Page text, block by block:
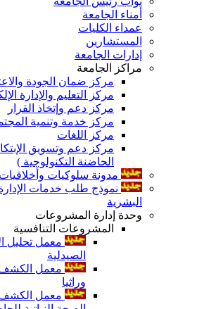
أمناء الجامعة
عمداء الكليات
المستشارين
إدارات الجامعة
مراكز الجامعة
مركز ضمان الجودة
مركز التعليم والإدارة
مركز دعم وإتخاذ القرار
مركز خدمة وتنمية
مركز اللغات
مركز دعم وتسويق
الحاضنة التكنولوجية )
مدونة سلوكيات
نموذج طلب خدمات الإدارة
البشرية
وحدة إدارة المشروعات
المشروعات التنافسية
معمل تحليل
الصيدلية
معمل الكشف
وراثيا
معمل